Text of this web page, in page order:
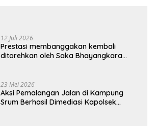
12 Juli 2026
Prestasi membanggakan kembali
ditorehkan oleh Saka Bhayangkara
23 Mei 2026
Aksi Pemalangan Jalan di Kampung
Srum Berhasil Dimediasi Kapolsek